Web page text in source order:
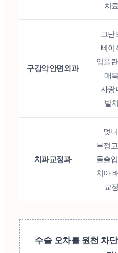
치료
구강악안면외과
고난
뼈이
임플
매복
사랑
발치
치과교정과
덧
부정
돌출
치아
교정
수술 오차를 원천 차